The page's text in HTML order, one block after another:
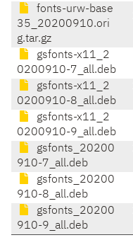
fonts-urw-base
35_20200910.ori
g.tar.gz
gsfonts-x11_2
0200910-7_all.deb
gsfonts-x11_2
0200910-8_all.deb
gsfonts-x11_2
0200910-9_all.deb
gsfonts_20200
910-7_all.deb
gsfonts_20200
910-8_all.deb
gsfonts_20200
910-9_all.deb